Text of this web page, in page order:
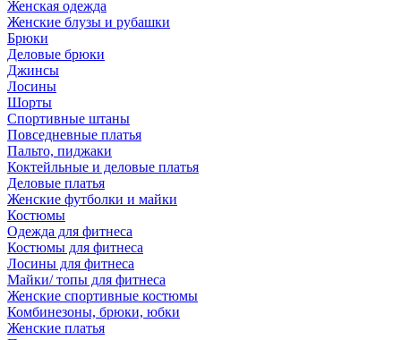
Женская одежда
Женские блузы и рубашки
Брюки
Деловые брюки
Джинсы
Лосины
Шорты
Спортивные штаны
Повседневные платья
Пальто, пиджаки
Коктейльные и деловые платья
Деловые платья
Женские футболки и майки
Костюмы
Одежда для фитнеса
Костюмы для фитнеса
Лосины для фитнеса
Майки/ топы для фитнеса
Женские спортивные костюмы
Комбинезоны, брюки, юбки
Женские платья